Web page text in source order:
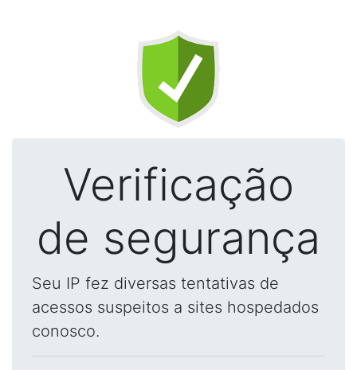
Verificação
de segurança
Seu IP fez diversas tentativas de
acessos suspeitos a sites hospedados
conosco.